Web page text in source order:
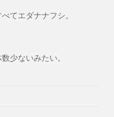
てエダナナフシ。
少ないみたい。